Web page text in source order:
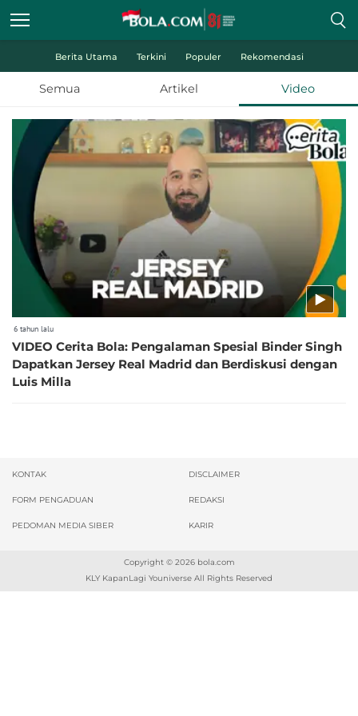
Berita Utama Terkini Populer Rekomendasi
Semua Artikel Video
6 tahun lalu
VIDEO Cerita Bola: Pengalaman Spesial Binder Singh
Dapatkan Jersey Real Madrid dan Berdiskusi dengan
Luis Milla
KONTAK DISCLAIMER
FORM PENGADUAN REDAKSI
PEDOMAN MEDIA SIBER KARIR
Copyright © 2026 bola.com
KLY KapanLagi Youniverse All Rights Reserved